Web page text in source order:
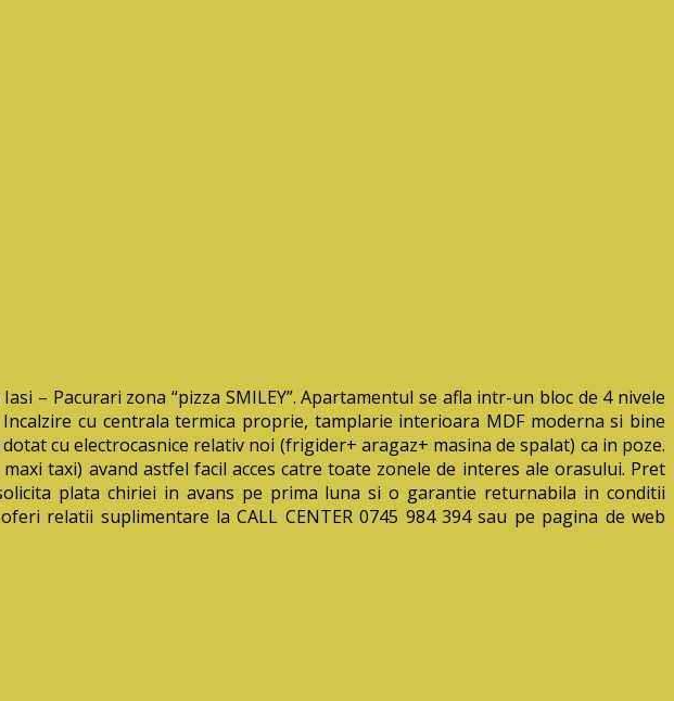
– Pacurari zona “pizza SMILEY”. Apartamentul se afla intr-un bloc de 4 nivele
cu centrala termica proprie, tamplarie interioara MDF moderna si bine
cu electrocasnice relativ noi (frigider+ aragaz+ masina de spalat) ca in poze.
taxi) avand astfel facil acces catre toate zonele de interes ale orasului. Pret
plata chiriei in avans pe prima luna si o garantie returnabila in conditii
relatii suplimentare la CALL CENTER 0745 984 394 sau pe pagina de web